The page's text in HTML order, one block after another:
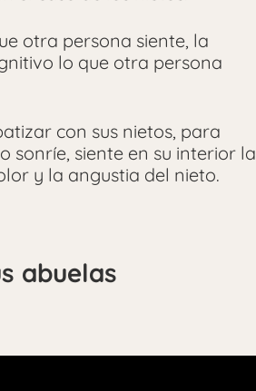
otra persona siente, la
lo que otra persona
con sus nietos, para
sonríe, siente en su interior la
y la angustia del nieto.
abuelas